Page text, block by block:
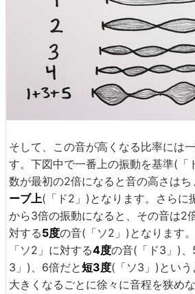
そして、この音が高くなる比率には
す。下図中で一番上の振動を基準(「
数が最初の2倍になると音の高さは
ーブ上(「ド2」)となります。さらに
から3倍の振動になると、その音は2
対する5度の音(「ソ2」)となります
「ソ2」に対する4度の音(「ド3」)、
3」)、6倍だと短3度(「ソ3」)という
大きくなるごとに徐々に音程を狭め